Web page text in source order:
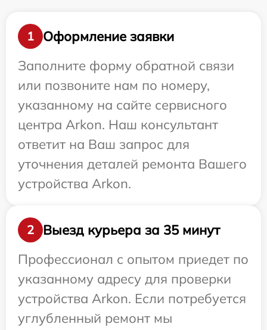
1
Оформление заявки
Заполните форму обратной связи
или позвоните нам по номеру,
указанному на сайте сервисного
центра Arkon. Наш консультант
ответит на Ваш запрос для
уточнения деталей ремонта Вашего
устройства Arkon.
2
Выезд курьера за 35 минут
Профессионал с опытом приедет по
указанному адресу для проверки
устройства Arkon. Если потребуется
углубленный ремонт мы